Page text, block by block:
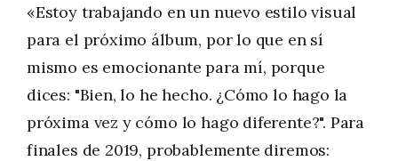
«Estoy trabajando en un nuevo estilo visual
para el próximo álbum, por lo que en sí
mismo es emocionante para mí, porque
dices: "Bien, lo he hecho. ¿Cómo lo hago la
próxima vez y cómo lo hago diferente?". Para
finales de 2019, probablemente diremos: